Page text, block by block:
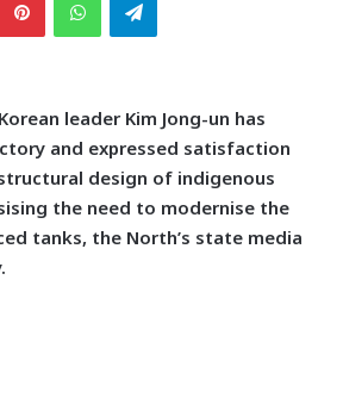
leader Kim Jong-un has
and expressed satisfaction
design of indigenous
the need to modernise the
tanks, the North’s state media